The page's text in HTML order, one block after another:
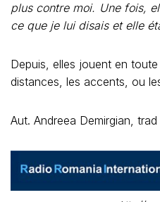
plus contre moi. Une fois,
ce que je lui disais et elle
Depuis, elles jouent en
distances, les accents, ou
Aut. Andreea Demirgian,